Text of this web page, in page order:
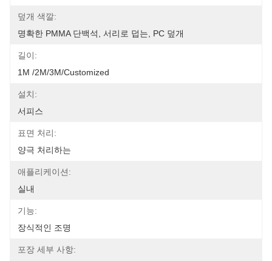
덮개 색깔:
명확한 PMMA 단백석, 서리로 덥는, PC 덮개
길이:
1M /2M/3M/customized
설치:
서피스
표면 처리:
양극 처리하는
애플리케이션:
실내
기능:
장식적인 조명
포장 세부 사항: